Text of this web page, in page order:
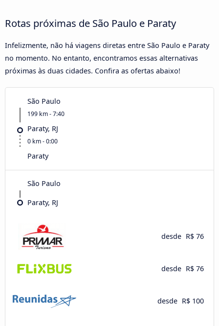
Rotas próximas de São Paulo e Paraty
Infelizmente, não há viagens diretas entre São Paulo e Paraty
no momento. No entanto, encontramos essas alternativas
próximas às duas cidades. Confira as ofertas abaixo!
São Paulo
199 km - 7:40
Paraty, RJ
0 km - 0:00
Paraty
São Paulo
Paraty, RJ
desde R$ 76
desde R$ 76
desde R$ 100